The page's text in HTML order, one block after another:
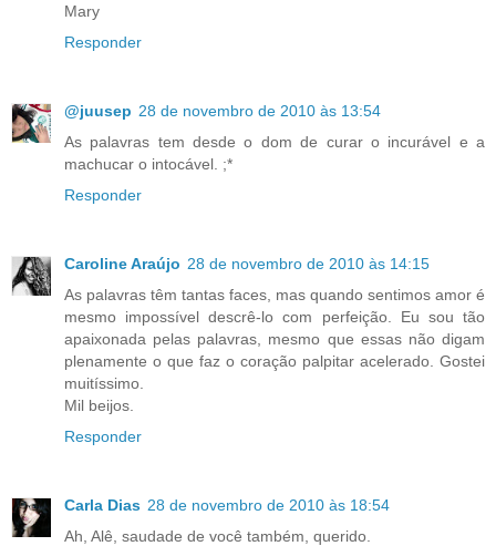
Mary
Responder
@juusep 28 de novembro de 2010 às 13:54
As palavras tem desde o dom de curar o incurável e a
machucar o intocável. ;*
Responder
Caroline Araújo 28 de novembro de 2010 às 14:15
As palavras têm tantas faces, mas quando sentimos amor é
mesmo impossível descrê-lo com perfeição. Eu sou tão
apaixonada pelas palavras, mesmo que essas não digam
plenamente o que faz o coração palpitar acelerado. Gostei
muitíssimo.
Mil beijos.
Responder
Carla Dias 28 de novembro de 2010 às 18:54
Ah, Alê, saudade de você também, querido.